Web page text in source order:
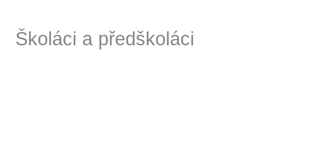
Školáci a předškoláci